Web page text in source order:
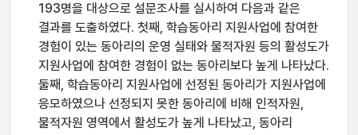
193명을 대상으로 설문조사를 실시하여 다음과 같은
결과를 도출하였다. 첫째, 학습동아리 지원사업에 참여한
경험이 있는 동아리의 운영 실태와 물적자원 등의 활성도가
지원사업에 참여한 경험이 없는 동아리보다 높게 나타났다.
둘째, 학습동아리 지원사업에 선정된 동아리가 지원사업에
응모하였으나 선정되지 못한 동아리에 비해 인적자원,
물적자원 영역에서 활성도가 높게 나타났고, 동아리